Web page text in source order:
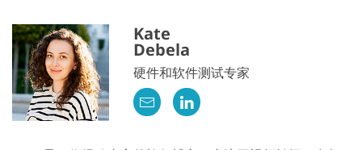
Kate
Debela
硬件和软件测试专家